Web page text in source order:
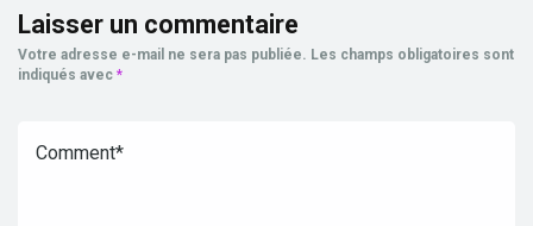
Laisser un commentaire
Votre adresse e-mail ne sera pas publiée. Les champs obligatoires sont
indiqués avec *